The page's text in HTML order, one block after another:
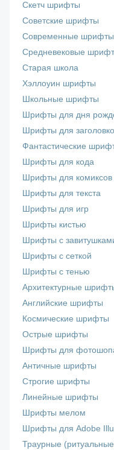
Скетч шрифты
Советские шрифты
Современные шрифты
Средневековые
Старая школа
Хэллоуин шрифты
Школьные шрифты
Шрифты для дня
Шрифты для
Фантастические
Шрифты для кода
Шрифты для комиксов
Шрифты для текста
Шрифты для игр
Шрифты кистью
Шрифты с
Шрифты с сеткой
Шрифты с тенью
Архитектурные
Английские шрифты
Космические шрифты
Острые шрифты
Шрифты для
Античные шрифты
Строгие шрифты
Линейные шрифты
Шрифты мелом
Шрифты для Adobe
Траурные